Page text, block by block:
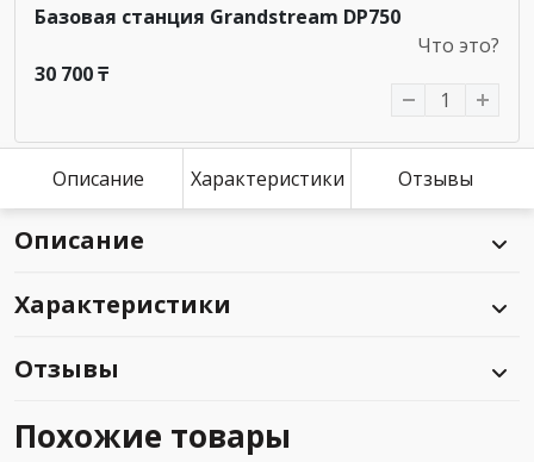
Базовая станция Grandstream DP750
Что это?
30 700 ₸
Описание Характеристики Отзывы
Описание
Характеристики
Отзывы
Похожие товары